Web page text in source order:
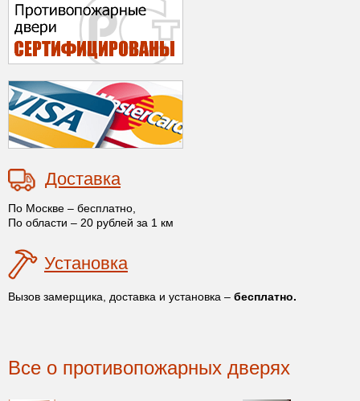
Доставка
По Москве – бесплатно,
По области – 20 рублей за 1 км
Установка
Вызов замерщика, доставка и установка – бесплатно.
Все о противопожарных дверях